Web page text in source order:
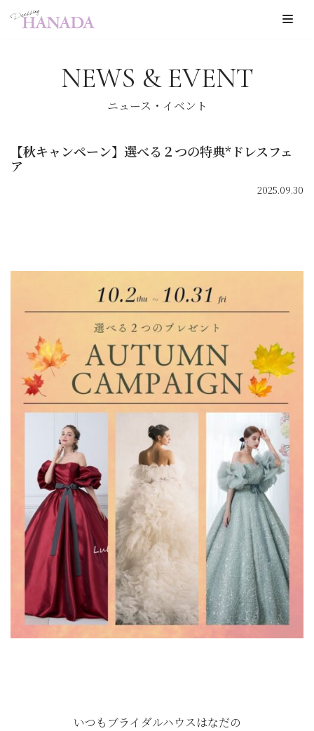
ス
NEWS & EVENT
ニュース・イベント
【秋キャンペーン】選べる２つの特典*ドレスフェ
ア
2025.09.30
いつもブライダルハウスはなだの